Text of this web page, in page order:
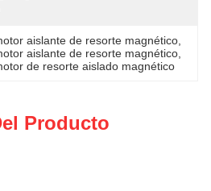
aislante de resorte magnético
aislante de resorte magnético
de resorte aislado magnético
Producto